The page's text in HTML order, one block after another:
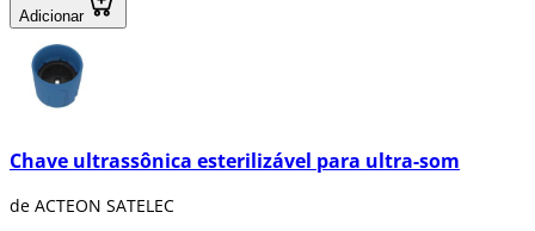
Adicionar
Chave ultrassônica esterilizável para ultra-som
de ACTEON SATELEC